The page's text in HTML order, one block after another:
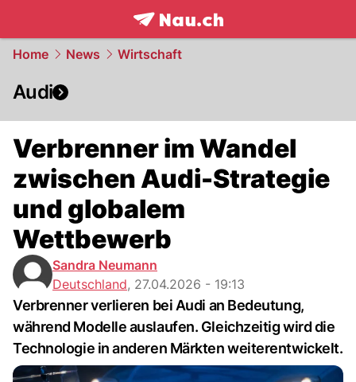
frontpage.NAU.ch
Home News Wirtschaft
Audi
Verbrenner im Wandel
zwischen Audi-Strategie
und globalem
Wettbewerb
Sandra Neumann
Deutschland, 27.04.2026 - 19:13
Verbrenner verlieren bei Audi an Bedeutung,
während Modelle auslaufen. Gleichzeitig wird die
Technologie in anderen Märkten weiterentwickelt.